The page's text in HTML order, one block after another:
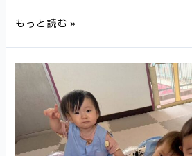
チ
1
歳
もっと読む »